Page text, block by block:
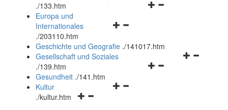
Navigationsmenü
./133.htm
Navigationsmenü
und
schließen
Europa und
Internationales
./203110.htm
Geschichte und Geografie ./141017.htm
Navigationsmenü
Gesellschaft und Soziales
./139.htm
Navigationsmenü
Gesundheit ./141.htm
Navigationsmenü
Kultur
./kultur.htm